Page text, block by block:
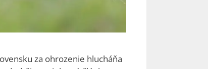
za ohrozenie hlucháňa